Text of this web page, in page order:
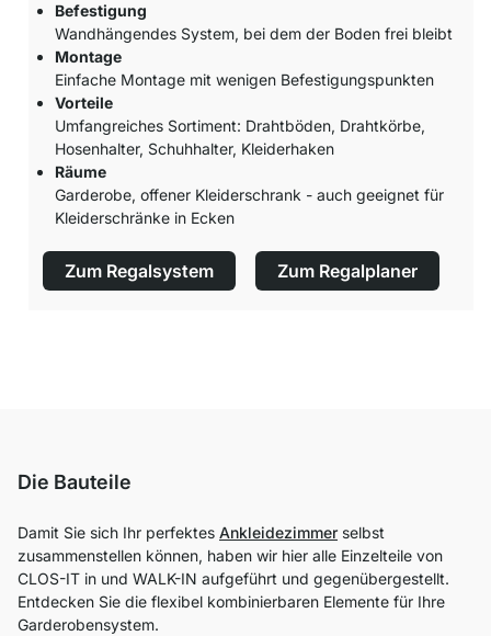
Befestigung
Wandhängendes System, bei dem der Boden frei bleibt
Montage
Einfache Montage mit wenigen Befestigungspunkten
Vorteile
Umfangreiches Sortiment: Drahtböden, Drahtkörbe,
Hosenhalter, Schuhhalter, Kleiderhaken
Räume
Garderobe, offener Kleiderschrank - auch geeignet für
Kleiderschränke in Ecken
Zum Regalsystem Zum Regalplaner
Die Bauteile
Damit Sie sich Ihr perfektes Ankleidezimmer selbst
zusammenstellen können, haben wir hier alle Einzelteile von
CLOS-IT in und WALK-IN aufgeführt und gegenübergestellt.
Entdecken Sie die flexibel kombinierbaren Elemente für Ihre
Garderobensystem.